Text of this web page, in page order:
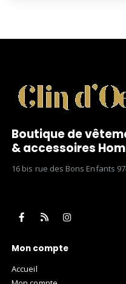
Boutique de
& accessoires
16 bis rue des Bons Enfants
Mon compte
Accueil